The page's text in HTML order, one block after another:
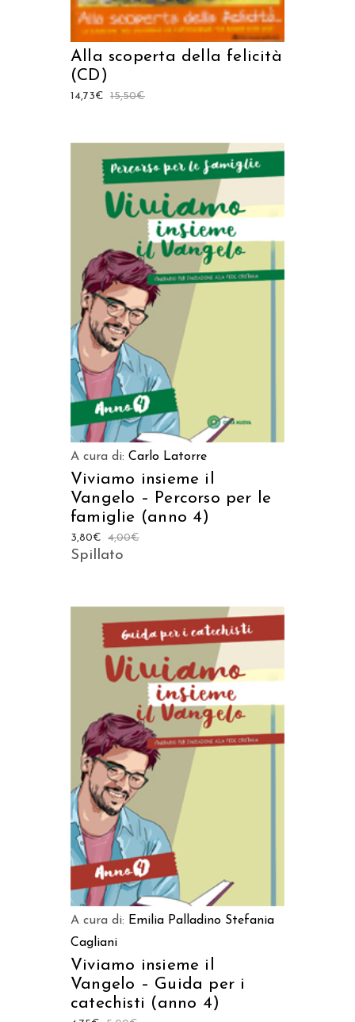
Alla scoperta della felicità
(CD)
15,50€
14,73€
AGGIUNGI AL CARRELLO
A cura di: Carlo Latorre
Viviamo insieme il
Vangelo – Percorso per le
famiglie (anno 4)
4,00€
3,80€
Spillato
AGGIUNGI AL CARRELLO
A cura di: Emilia Palladino Stefania
Cagliani
Viviamo insieme il
Vangelo – Guida per i
catechisti (anno 4)